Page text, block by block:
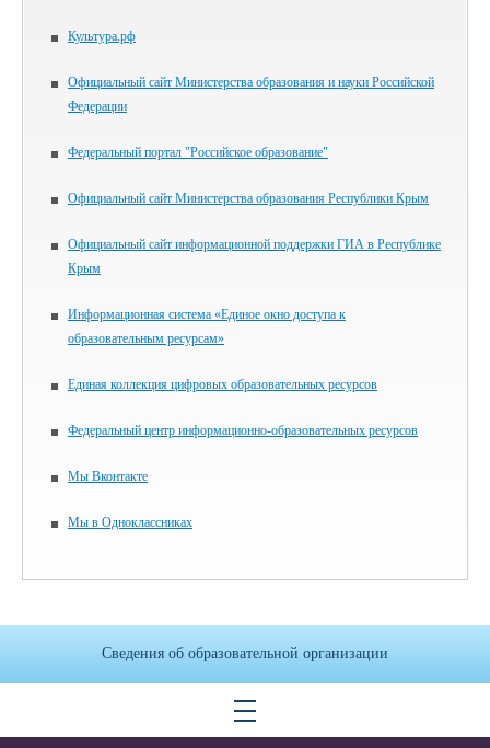
Культура.рф
Официальный сайт Министерства образования и науки Российской
Федерации
Федеральный портал "Российское образование"
Официальный сайт Министерства образования Республики Крым
Официальный сайт информационной поддержки ГИА в Республике
Крым
Информационная система «Единое окно доступа к
образовательным ресурсам»
Единая коллекция цифровых образовательных ресурсов
Федеральный центр информационно-образовательных ресурсов
Мы Вконтакте
Мы в Одноклассниках
Сведения об образовательной организации